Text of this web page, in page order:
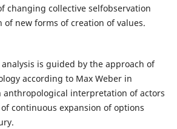
changing collective selfobservation
new forms of creation of values.
is guided by the approach of
according to Max Weber in
interpretation of actors
continuous expansion of options